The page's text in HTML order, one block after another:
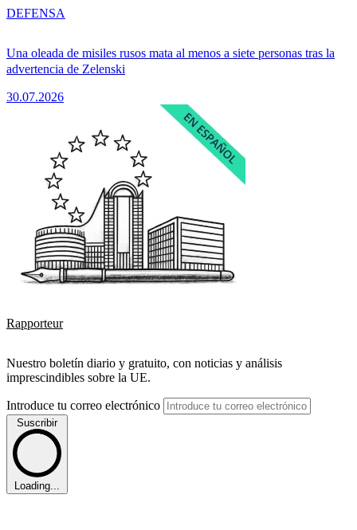
Una oleada de misiles rusos mata al menos a siete personas tras la
advertencia de Zelenski
30.07.2026
DEFENSA
Rapporteur
Nuestro boletín diario y gratuito, con noticias y análisis
imprescindibles sobre la UE.
Introduce tu correo electrónico
Suscribir
Loading...